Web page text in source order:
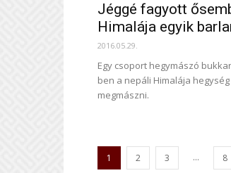
Jéggé fa­gyott
Hi­ma­lája egyik
2016.05.29.
Egy cso­port hegy­má­szó
ben a ne­páli Hi­ma­lája
meg­mászni.
1 2 3 ... 8